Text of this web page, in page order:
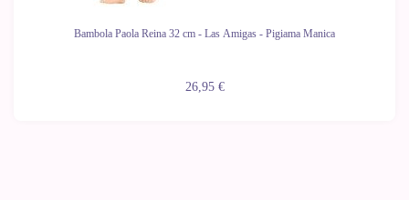
Bambola Paola Reina 32 cm - Las Amigas - Pigiama Manica
26,95 €